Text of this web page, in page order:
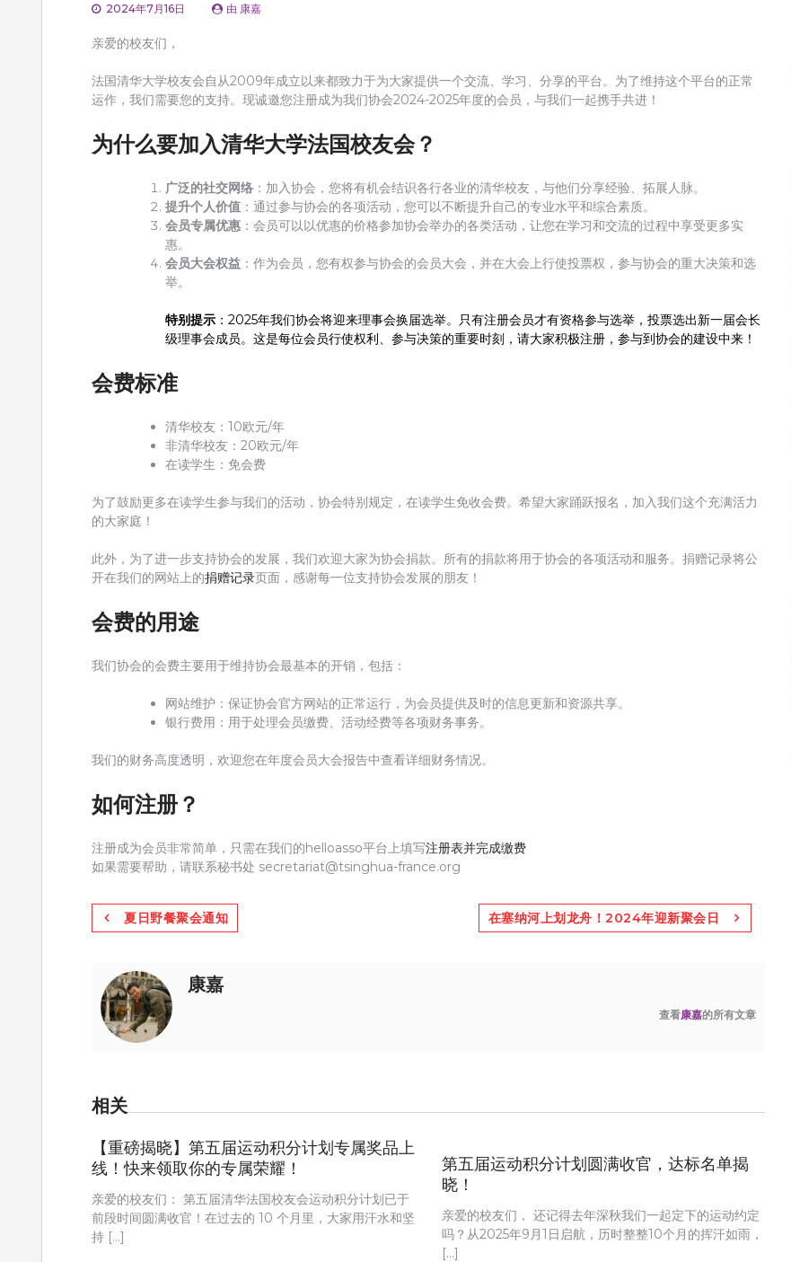
2024年7月16日 由 康嘉
亲爱的校友们，
法国清华大学校友会自从2009年成立以来都致力于为大家提供一个交流、学习、分享的平台。为了维持这个平台的正常
运作，我们需要您的支持。现诚邀您注册成为我们协会2024-2025年度的会员，与我们一起携手共进！
为什么要加入清华大学法国校友会？
广泛的社交网络 ：加入协会，您将有机会结识各行各业的清华校友，与他们分享经验、拓展人脉。
提升个人价值 ：通过参与协会的各项活动，您可以不断提升自己的专业水平和综合素质。
会员专属优惠 ：会员可以以优惠的价格参加协会举办的各类活动，让您在学习和交流的过程中享受更多实
惠。
会员大会权益 ：作为会员，您有权参与协会的会员大会，并在大会上行使投票权，参与协会的重大决策和选
举。
特别提示 ：2025年我们协会将迎来理事会换届选举。只有注册会员才有资格参与选举，投票选出新一届会长
级理事会成员。这是每位会员行使权利、参与决策的重要时刻，请大家积极注册，参与到协会的建设中来！
会费标准
清华校友：10欧元/年
非清华校友：20欧元/年
在读学生：免会费
为了鼓励更多在读学生参与我们的活动，协会特别规定，在读学生免收会费。希望大家踊跃报名，加入我们这个充满活力
的大家庭！
此外，为了进一步支持协会的发展，我们欢迎大家为协会捐款。所有的捐款将用于协会的各项活动和服务。捐赠记录将公
开在我们的网站上的捐赠记录页面，感谢每一位支持协会发展的朋友！
会费的用途
我们协会的会费主要用于维持协会最基本的开销，包括：
网站维护：保证协会官方网站的正常运行，为会员提供及时的信息更新和资源共享。
银行费用：用于处理会员缴费、活动经费等各项财务事务。
我们的财务高度透明，欢迎您在年度会员大会报告中查看详细财务情况。
如何注册？
注册成为会员非常简单，只需在我们的helloasso平台上填写注册表并完成缴费
如果需要帮助，请联系秘书处 secretariat@tsinghua-france.org
文
导
航
夏日野餐聚会通知 在塞纳河上划龙舟！2024年迎新聚会日
康嘉
查看康嘉的所有文章
相关
【重磅揭晓】第五届运动积分计划专属奖品上
线！快来领取你的专属荣耀！
亲爱的校友们： 第五届清华法国校友会运动积分计划已于
前段时间圆满收官！在过去的 10 个月里，大家用汗水和坚
持 […]
第五届运动积分计划圆满收官，达标名单揭
晓！
亲爱的校友们， 还记得去年深秋我们一起定下的运动约定
吗？从2025年9月1日启航，历时整整10个月的挥汗如雨，
[…]